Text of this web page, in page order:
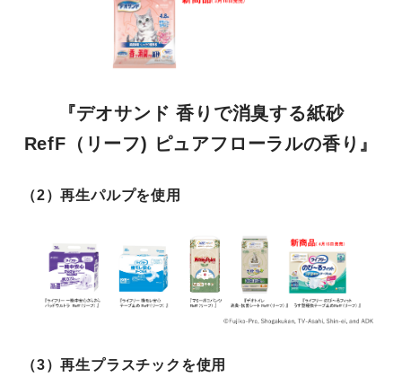
『デオサンド 香りで消臭する紙砂
RefF（リーフ) ピュアフローラルの香り』
（2）再生パルプを使用
（3）再生プラスチックを使用